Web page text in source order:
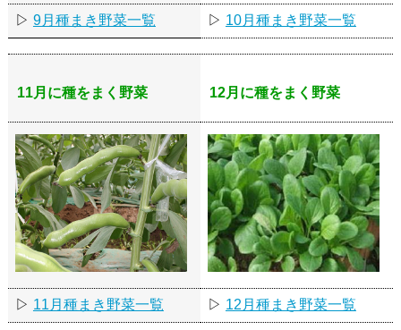
▷ 9月種まき野菜一覧 ▷ 10月種まき野菜一覧
11月に種をまく野菜 12月に種をまく野菜
▷ 11月種まき野菜一覧 ▷ 12月種まき野菜一覧